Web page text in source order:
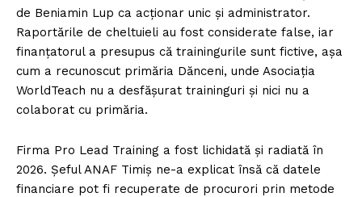
de Beniamin Lup ca acționar unic și administrator.
Raportările de cheltuieli au fost considerate false, iar
finanțatorul a presupus că trainingurile sunt fictive, așa
cum a recunoscut primăria Dănceni, unde Asociația
WorldTeach nu a desfășurat traininguri și nici nu a
colaborat cu primăria.
Firma Pro Lead Training a fost lichidată și radiată în
2026. Șeful ANAF Timiș ne-a explicat însă că datele
financiare pot fi recuperate de procurori prin metode